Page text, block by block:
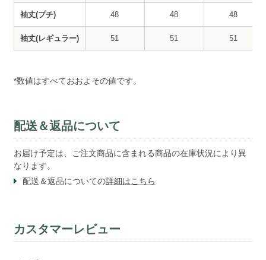
袖丈(プチ) 48 48 48
袖丈(レギュラー) 51 51 51
*数値はすべておおよその値です。
配送＆返品について
お届け予定は、ご注文商品に含まれる商品の在庫状況により異
なります。
配送＆返品についての詳細はこちら
カスタマーレビュー